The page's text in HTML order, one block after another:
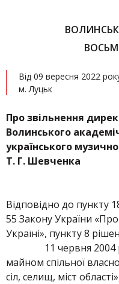
Від 09 вересня 2022
м. Луцьк
Про звільнення
Волинського
українського
Т. Г. Шевченка
Відповідно до пункту
55 Закону України
Україні», пункту 8
11 червня 2004
майном спільної
сіл, селищ, міст